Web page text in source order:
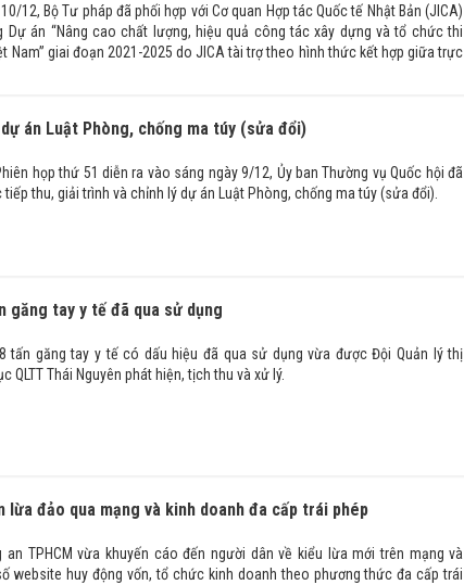
12, Bộ Tư pháp đã phối hợp với Cơ quan Hợp tác Quốc tế Nhật Bản (JICA)
Dự án “Nâng cao chất lượng, hiệu quả công tác xây dựng và tổ chức thi
Nam” giai đoạn 2021-2025 do JICA tài trợ theo hình thức kết hợp giữa trực
án Luật Phòng, chống ma túy (sửa đổi)
họp thứ 51 diễn ra vào sáng ngày 9/12, Ủy ban Thường vụ Quốc hội đã
thu, giải trình và chỉnh lý dự án Luật Phòng, chống ma túy (sửa đổi).
găng tay y tế đã qua sử dụng
tấn găng tay y tế có dấu hiệu đã qua sử dụng vừa được Đội Quản lý thị
QLTT Thái Nguyên phát hiện, tịch thu và xử lý.
lừa đảo qua mạng và kinh doanh đa cấp trái phép
an TPHCM vừa khuyến cáo đến người dân về kiểu lừa mới trên mạng và
website huy động vốn, tổ chức kinh doanh theo phương thức đa cấp trái